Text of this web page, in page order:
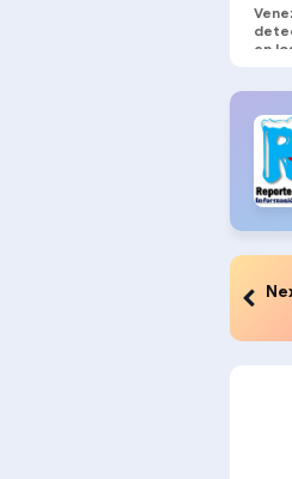
en